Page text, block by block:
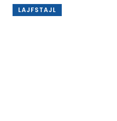
LAJFSTAJL